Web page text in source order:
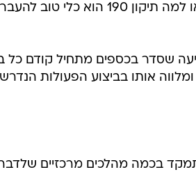
כשאדם מבין למה קרן השתלמות היא נכס אחרון לפדות, או למה תיקון 190 הוא כלי
שסדר בכספים מתחיל קודם כל
אותו בביצוע הפעולות
בכמה מהלכים מרכזיים